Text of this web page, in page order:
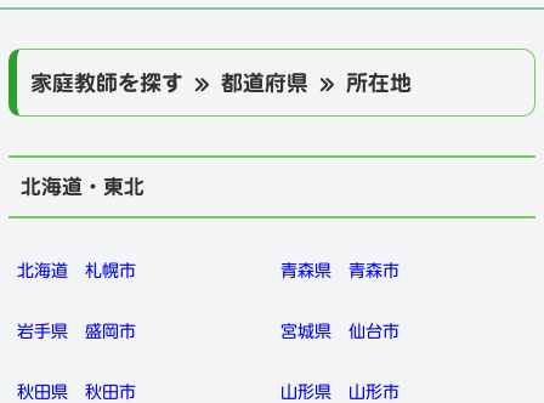
家庭教師を探す » 都道府県 » 所在地
北海道・東北
北海道 札幌市 青森県 青森市
岩手県 盛岡市 宮城県 仙台市
秋田県 秋田市 山形県 山形市